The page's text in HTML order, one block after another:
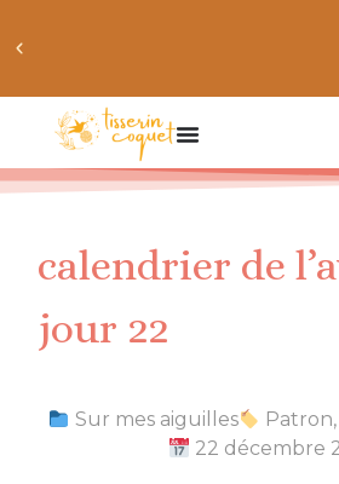
chaussettes douillettes :: le livre
petits et grands
calendrier de
jour 22
Sur mes aiguilles Patron,
22 décembre